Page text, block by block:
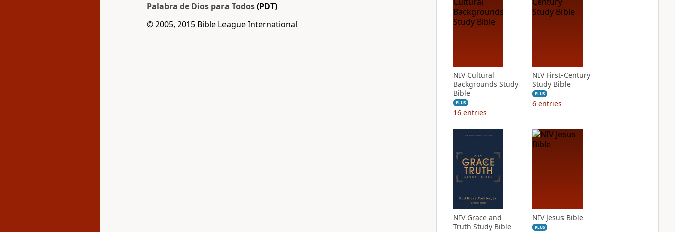
Palabra de Dios para Todos(PDT)
© 2005, 2015 Bible League International
NIV Cultural
Backgrounds Study
Bible
PLUS
16 entries
NIV First-Century
Study Bible
PLUS
6 entries
NIV Grace and
Truth Study Bible
NIV Jesus Bible
PLUS